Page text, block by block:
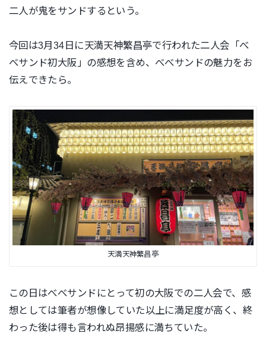
二人が鬼をサンドするという。
今回は3月34日に天満天神繁昌亭で行われた二人会「べ
べサンド初大阪」の感想を含め、べべサンドの魅力をお
伝えできたら。
天満天神繁昌亭
この日はべべサンドにとって初の大阪での二人会で、感
想としては筆者が想像していた以上に満足度が高く、終
わった後は得も言われぬ昂揚感に満ちていた。